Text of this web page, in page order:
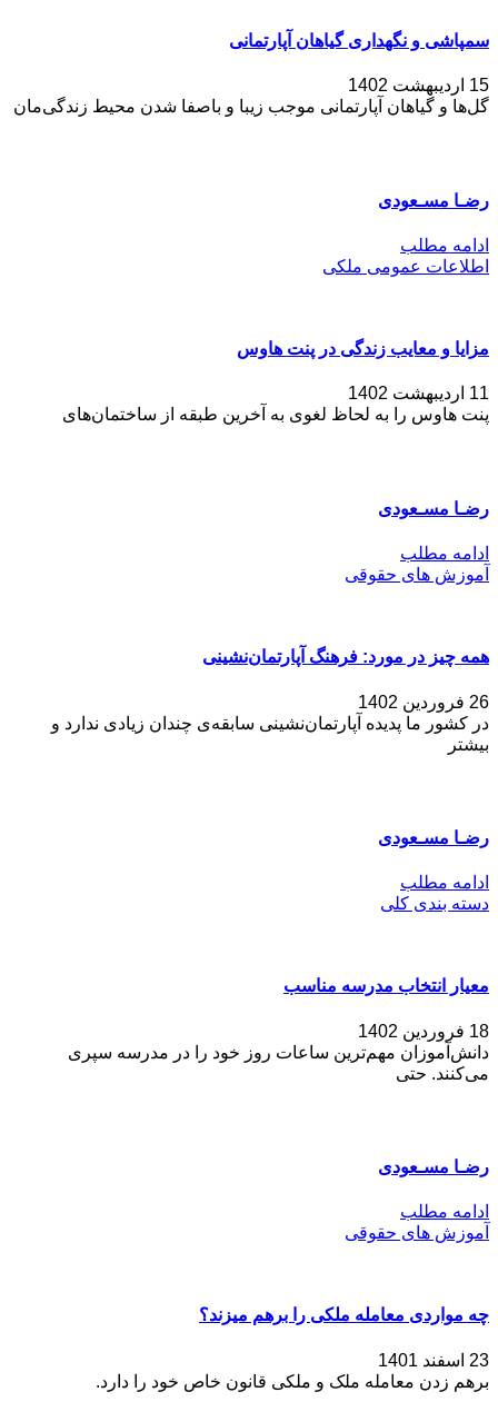
سمپاشی و نگهداری گیاهان آپارتمانی
15 اردیبهشت 1402
گل‌ها و گیاهان آپارتمانی موجب زیبا و باصفا شدن محیط زندگی‌مان
رضـا مسـعودی
ادامه مطلب
اطلاعات عمومی ملکی
مزایا و معایب زندگی در پنت هاوس
11 اردیبهشت 1402
پنت هاوس را به لحاظ لغوی به آخرین طبقه از ساختمان‌های
رضـا مسـعودی
ادامه مطلب
آموزش های حقوقی
همه چیز در مورد: فرهنگ آپارتمان‌نشینی
26 فروردین 1402
در کشور ما پدیده‌ آپارتمان‌نشینی سابقه‌ی چندان زیادی ندارد و
بیشتر
رضـا مسـعودی
ادامه مطلب
دسته بندی کلی
معیار انتخاب مدرسه مناسب
18 فروردین 1402
دانش‌آموزان مهم‌ترین ساعات روز خود را در مدرسه سپری
می‌کنند. حتی
رضـا مسـعودی
ادامه مطلب
آموزش های حقوقی
چه مواردی معامله ملکی را برهم میزند؟
23 اسفند 1401
برهم زدن معامله ملک و ملکی قانون خاص خود را دارد.